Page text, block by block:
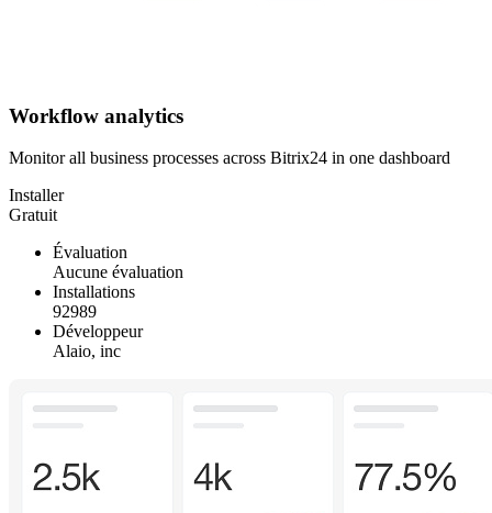
Workflow analytics
Monitor all business processes across Bitrix24 in one dashboard
Installer
Gratuit
Évaluation
Aucune évaluation
Installations
92989
Développeur
Alaio, inc